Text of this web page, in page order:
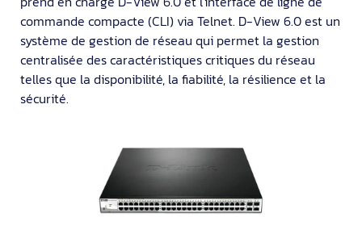
commande compacte (CLI) via Telnet. D-View 6.0 est un
système de gestion de réseau qui permet la gestion
centralisée des caractéristiques critiques du réseau
telles que la disponibilité, la fiabilité, la résilience et la
sécurité.